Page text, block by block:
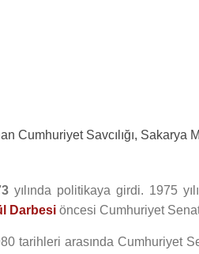
Cumhuriyet Savcılığı,
yılında politikaya girdi. 1975
Darbesi öncesi Cumhuriyet
tarihleri arasında Cumhuriyet